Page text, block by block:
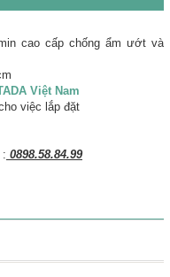
cao cấp chống ẩm ướt và
Việt Nam
việc lắp đặt
: 0898.58.84.99